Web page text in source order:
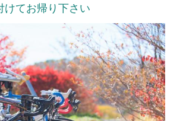
けてお帰り下さい